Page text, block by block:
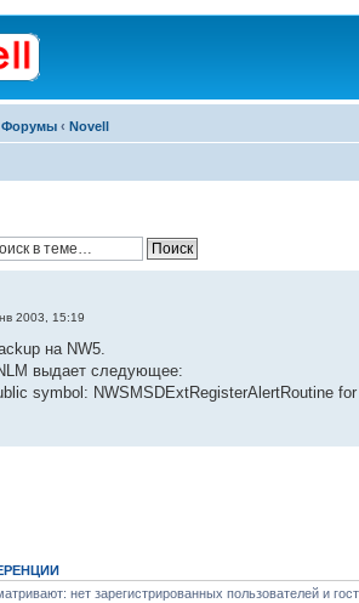
Форумы ‹ Novell
2003, 15:19
на NW5.
выдает следующее:
symbol: NWSMSDExtRegisterAlertRoutine
нет зарегистрированных пользователей и